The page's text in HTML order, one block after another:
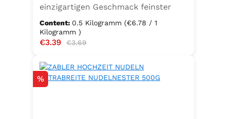
einzigartigen Geschmack feinster
Bandnudeln – mit den Zabler
Hochzeit Nudeln holst du dir echte
badische Qualität auf den Teller.
Hartweizengrieß, täglich frisch
aufgeschlagenen Eiern der
Content: 0.5 Kilogramm (€6.78 / 1
Kilogramm )
Sale price:
€3.39 Regular price:
€3.69
Discount
%